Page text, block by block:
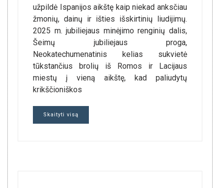
užpildė Ispanijos aikštę kaip niekad anksčiau
žmonių, dainų ir išties išskirtinių liudijimų.
2025 m. jubiliejaus minėjimo renginių dalis,
Šeimų jubiliejaus proga,
Neokatechumenatinis kelias sukvietė
tūkstančius brolių iš Romos ir Lacijaus
miestų į vieną aikštę, kad paliudytų
krikščioniškos
Skaityti visą